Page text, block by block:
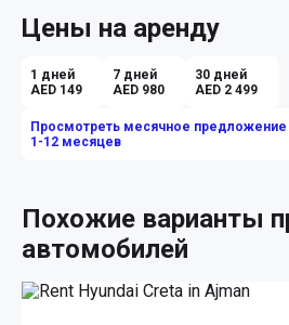
Комфорт и
Hyundai Creta создана для тех, кто
обеспечивает плавное и приятное
сосредоточиться на красоте
Заботясь о безопасности, Creta
вида и парковочными сенсорами,
кварталах мегаполиса. Благодаря
быть спокойны за безопасность
Цены на аренду
1 дней
AED 149
7 дней
AED 980
30 дней
AED 2 499
Просмотреть месячное предложение
1-12 месяцев
Похожие варианты
автомобилей